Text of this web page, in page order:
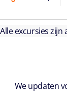
Alle excursies
We updaten